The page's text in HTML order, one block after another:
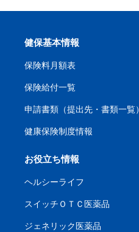
健保基本情報
保険料月額表
保険給付一覧
申請書類（提出先・書類一覧）
健康保険制度情報
お役立ち情報
ヘルシーライフ
スイッチＯＴＣ医薬品
ジェネリック医薬品